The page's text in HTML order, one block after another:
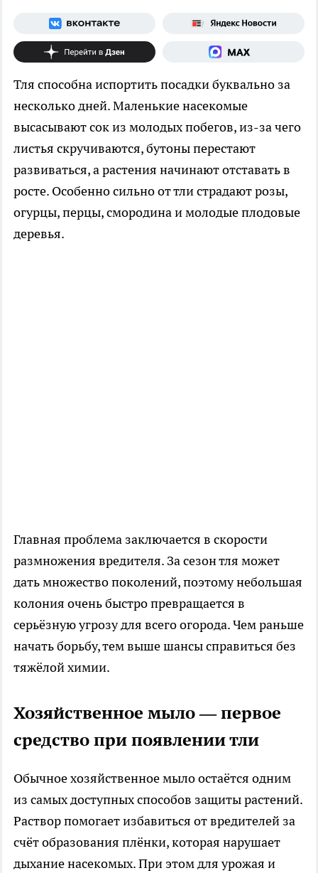
Тля способна испортить посадки буквально за
несколько дней. Маленькие насекомые
высасывают сок из молодых побегов, из-за чего
листья скручиваются, бутоны перестают
развиваться, а растения начинают отставать в
росте. Особенно сильно от тли страдают розы,
огурцы, перцы, смородина и молодые плодовые
деревья.
Главная проблема заключается в скорости
размножения вредителя. За сезон тля может
дать множество поколений, поэтому небольшая
колония очень быстро превращается в
серьёзную угрозу для всего огорода. Чем раньше
начать борьбу, тем выше шансы справиться без
тяжёлой химии.
Хозяйственное мыло — первое
средство при появлении тли
Обычное хозяйственное мыло остаётся одним
из самых доступных способов защиты растений.
Раствор помогает избавиться от вредителей за
счёт образования плёнки, которая нарушает
дыхание насекомых. При этом для урожая и